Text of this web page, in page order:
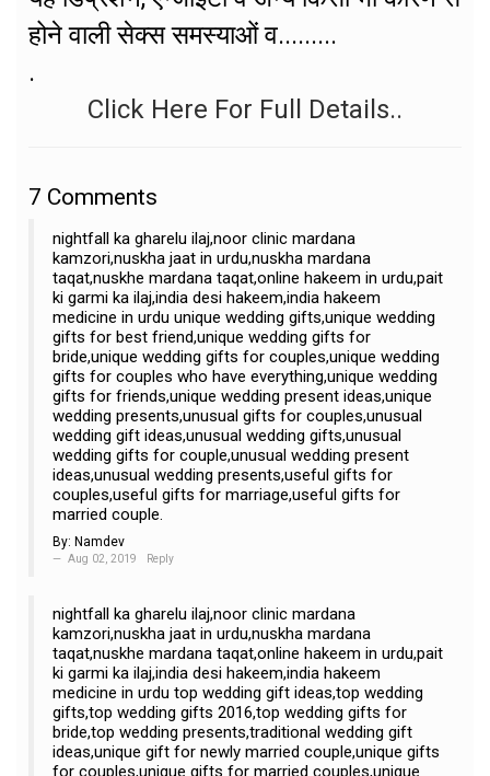
होने वाली सेक्स समस्याओं व.........
.
Click Here For Full Details..
7 Comments
nightfall ka gharelu ilaj,noor clinic mardana
kamzori,nuskha jaat in urdu,nuskha mardana
taqat,nuskhe mardana taqat,online hakeem in urdu,pait
ki garmi ka ilaj,india desi hakeem,india hakeem
medicine in urdu unique wedding gifts,unique wedding
gifts for best friend,unique wedding gifts for
bride,unique wedding gifts for couples,unique wedding
gifts for couples who have everything,unique wedding
gifts for friends,unique wedding present ideas,unique
wedding presents,unusual gifts for couples,unusual
wedding gift ideas,unusual wedding gifts,unusual
wedding gifts for couple,unusual wedding present
ideas,unusual wedding presents,useful gifts for
couples,useful gifts for marriage,useful gifts for
married couple.
By: Namdev
Aug 02, 2019 Reply
nightfall ka gharelu ilaj,noor clinic mardana
kamzori,nuskha jaat in urdu,nuskha mardana
taqat,nuskhe mardana taqat,online hakeem in urdu,pait
ki garmi ka ilaj,india desi hakeem,india hakeem
medicine in urdu top wedding gift ideas,top wedding
gifts,top wedding gifts 2016,top wedding gifts for
bride,top wedding presents,traditional wedding gift
ideas,unique gift for newly married couple,unique gifts
for couples,unique gifts for married couples,unique